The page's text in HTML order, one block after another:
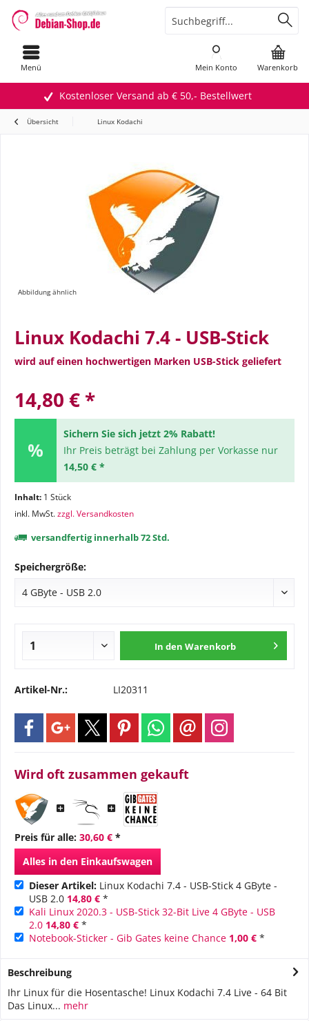
Kostenloser Versand ab € 50,- Bestellwert
Menü Warenkorb
Mein Konto
Übersicht Linux Kodachi
Abbildung ähnlich
Linux Kodachi 7.4 - USB-Stick
wird auf einen hochwertigen Marken USB-Stick geliefert
14,80 € *
Sichern Sie sich jetzt 2% Rabatt!
Ihr Preis beträgt bei Zahlung per Vorkasse nur
14,50 € *
Inhalt: 1 Stück
inkl. MwSt.zzgl. Versandkosten
versandfertig innerhalb 72 Std.
Speichergröße:
In den Warenkorb
Artikel-Nr.: LI20311
Wird oft zusammen gekauft
Preis für alle: 30,60 € *
Alles in den Einkaufswagen
Dieser Artikel: Linux Kodachi 7.4 - USB-Stick 4 GByte -
USB 2.0 14,80 € *
Kali Linux 2020.3 - USB-Stick 32-Bit Live 4 GByte - USB
2.0 14,80 € *
Notebook-Sticker - Gib Gates keine Chance 1,00 € *
Beschreibung
Ihr Linux für die Hosentasche! Linux Kodachi 7.4 Live - 64 Bit
Das Linux... mehr